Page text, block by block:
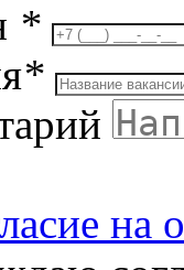
*
*
на